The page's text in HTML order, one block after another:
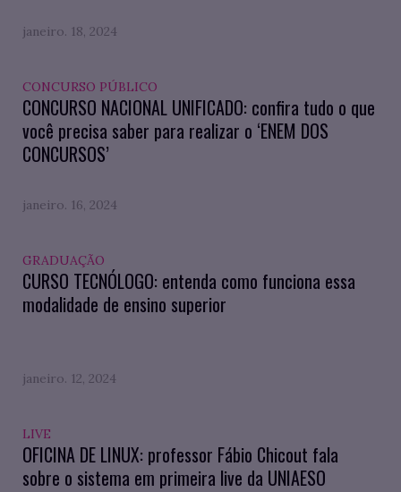
janeiro. 18, 2024
CONCURSO PÚBLICO
CONCURSO NACIONAL UNIFICADO: confira tudo o que
você precisa saber para realizar o ‘ENEM DOS
CONCURSOS’
janeiro. 16, 2024
GRADUAÇÃO
CURSO TECNÓLOGO: entenda como funciona essa
modalidade de ensino superior
janeiro. 12, 2024
LIVE
OFICINA DE LINUX: professor Fábio Chicout fala
sobre o sistema em primeira live da UNIAESO